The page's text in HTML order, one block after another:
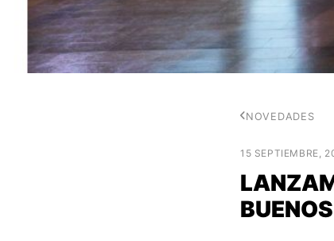
NOVEDADES
15 SEPTIEMBRE,